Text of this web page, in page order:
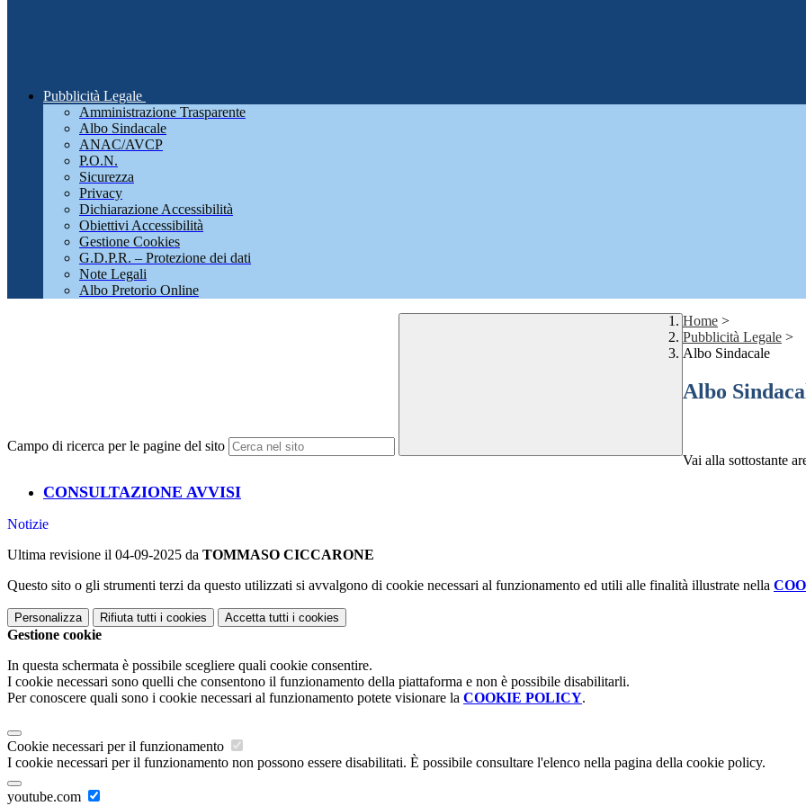
Pubblicità Legale
Amministrazione Trasparente
Albo Sindacale
ANAC/AVCP
P.O.N.
Sicurezza
Privacy
Dichiarazione Accessibilità
Obiettivi Accessibilità
Gestione Cookies
G.D.P.R. – Protezione dei dati
Note Legali
Albo Pretorio Online
Campo di ricerca per le pagine del sito
Home >
Pubblicità Legale >
Albo Sindacale
Albo
Vai alla sottostante
CONSULTAZIONE AVVISI
Notizie
Ultima revisione il 04-09-2025 da TOMMASO CICCARONE
Questo sito o gli strumenti terzi da questo utilizzati si avvalgono di cookie necessari al funzionamento ed utili alle finalità illustrate nella
Personalizza Rifiuta tutti i cookies Accetta tutti i cookies
Gestione cookie
In questa schermata è possibile scegliere quali cookie consentire.
I cookie necessari sono quelli che consentono il funzionamento della piattaforma e non è possibile disabilitarli.
Per conoscere quali sono i cookie necessari al funzionamento potete visionare la COOKIE POLICY.
Cookie necessari per il funzionamento
I cookie necessari per il funzionamento non possono essere disabilitati. È possibile consultare l'elenco nella pagina della cookie policy.
youtube.com